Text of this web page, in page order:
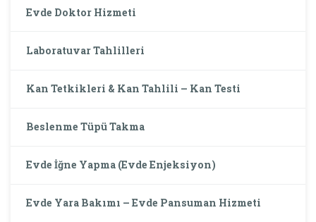
Evde Doktor Hizmeti
Laboratuvar Tahlilleri
Kan Tetkikleri & Kan Tahlili – Kan Testi
Beslenme Tüpü Takma
Evde İğne Yapma (Evde Enjeksiyon)
Evde Yara Bakımı – Evde Pansuman Hizmeti